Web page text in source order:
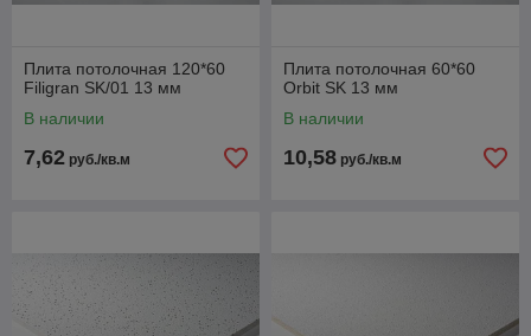
Плита потолочная 120*60
Filigran SK/01 13 мм
В наличии
7,62 руб./кв.м
Плита потолочная 60*60
Orbit SK 13 мм
В наличии
10,58 руб./кв.м